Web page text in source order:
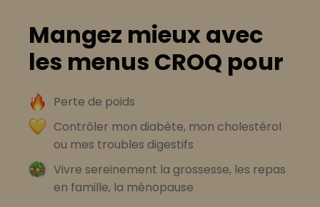
Mangez mieux avec
les menus CROQ pour
Perte de poids
Contrôler mon diabète, mon cholestérol
ou mes troubles digestifs
Vivre sereinement la grossesse, les repas
en famille, la ménopause